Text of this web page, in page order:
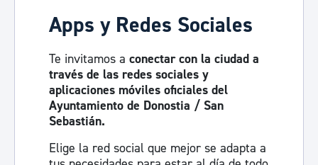
Apps y Redes Sociales
Te invitamos a conectar con la ciudad a
través de las redes sociales y
aplicaciones móviles oficiales del
Ayuntamiento de Donostia / San
Sebastián.
Elige la red social que mejor se adapta a